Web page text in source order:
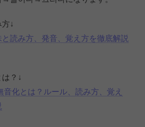
↓
読み方、発音、覚え方を徹底解説
？↓
音化とは？ルール、読み方、覚え